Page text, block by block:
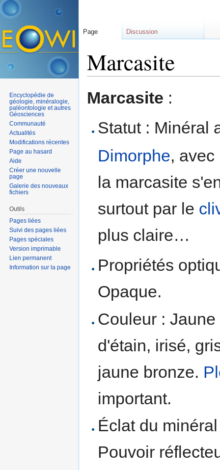
Marcasite
Marcasite :
Statut : Minéral
Dimorphe,
la marcasite
surtout par le
plus claire…
Propriétés
Opaque.
Couleur :
d'étain, irisé,
jaune bronze.
important.
Éclat du
Pouvoir
Page Discussion
Encyclopédie de
géologie, minéralogie,
paléontologie et autres
Géosciences
Communauté
Actualités
Modifications récentes
Page au hasard
Aide
Créer une nouvelle
page
Galerie des nouveaux
fichiers
Outils
Pages liées
Suivi des pages liées
Pages spéciales
Version imprimable
Lien permanent
Information sur la page